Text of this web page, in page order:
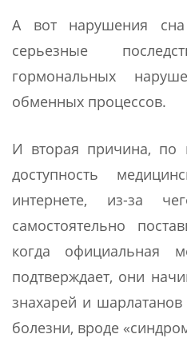
А вот нарушения
серьезные
гормональных
обменных процессов.
И вторая причина, по
доступность
интернете, из-за
самостоятельно
когда официальная
подтверждает, они
знахарей и
болезни, вроде